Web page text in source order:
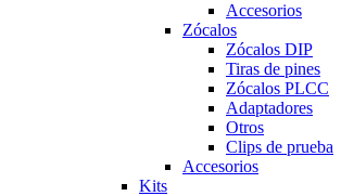
Accesorios
Zócalos
Zócalos DIP
Tiras de pines
Zócalos PLCC
Adaptadores
Otros
Clips de prueba
Accesorios
Kits